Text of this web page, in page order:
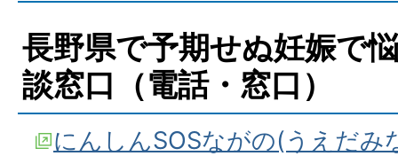
長野県で予期せぬ妊娠で
談窓口（電話・窓口）
にんしんSOSながの(うえだみ